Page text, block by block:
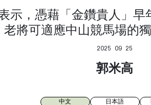
示，憑藉「金鑽貴人」
老將可適應中山競馬場的獨
2025 09 25
郭米高
中文 日本語